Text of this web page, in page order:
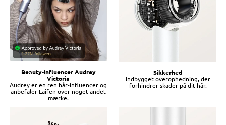
Beauty-influencer Audrey
Victoria
Audrey er en ren hår-influencer og
anbefaler Laifen over noget andet
mærke.
Sikkerhed
Indbygget overophedning, der
forhindrer skader på dit hår.